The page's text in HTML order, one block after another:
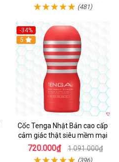
(481)
-34%
5
Cốc Tenga Nhật Bản cao cấp
cảm giác thật siêu mềm mại
720.000₫ 1.091.000₫
(396)